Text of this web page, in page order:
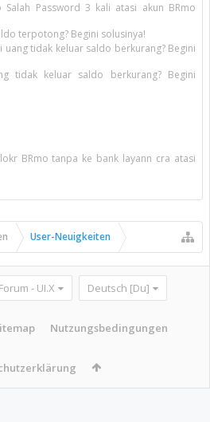
Salah Password 3 kali atasi akun BRmo
terpotong? Begini solusinya!
uang tidak keluar saldo berkurang? Begini
tidak keluar saldo berkurang? Begini
BRmo tanpa ke bank layann cra atasi
User-Neuigkeiten
- UI.X Deutsch [Du]
Nutzungsbedingungen